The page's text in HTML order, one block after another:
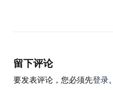
留下评论
要发表评论，您必须先登录。